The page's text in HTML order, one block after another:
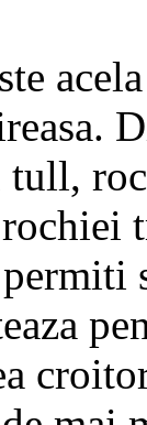
tull,